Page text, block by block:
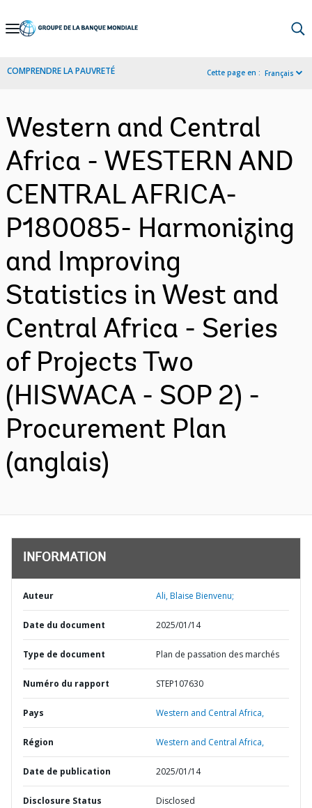
Skip
Navigation
COMPRENDRE LA PAUVRETÉ Cette page en : Français
Western and Central
Africa - WESTERN AND
CENTRAL AFRICA-
P180085- Harmonizing
and Improving
Statistics in West and
Central Africa - Series
of Projects Two
(HISWACA - SOP 2) -
Procurement Plan
(anglais)
INFORMATION
Auteur Ali, Blaise Bienvenu;
Date du document 2025/01/14
Type de document Plan de passation des marchés
Numéro du rapport STEP107630
Pays Western and Central Africa,
Région Western and Central Africa,
Date de publication 2025/01/14
Disclosure Status Disclosed